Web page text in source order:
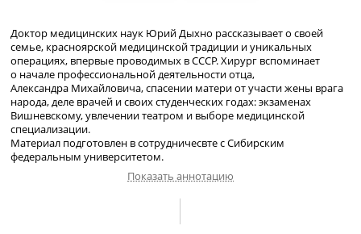
Доктор медицинских наук Юрий Дыхно рассказывает о своей
семье, красноярской медицинской традиции и уникальных
операциях, впервые проводимых в СССР. Хирург вспоминает
о начале профессиональной деятельности отца,
Александра Михайловича, спасении матери от участи жены врага
народа, деле врачейи своих студенческих годах: экзаменах
Вишневскому, увлечении театром и выборе медицинской
специализации.
Материал подготовлен в сотрудничесвте с Сибирским
федеральным университетом.
Показать аннотацию